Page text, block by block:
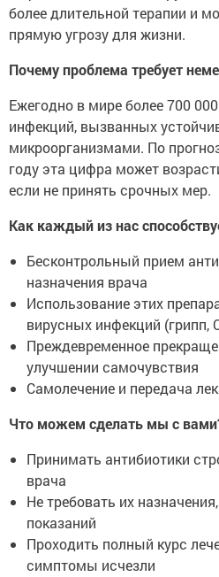
более длительной терапии и
прямую угрозу для жизни.
Почему проблема требует
Ежегодно в мире более 700
инфекций, вызванных
микроорганизмами. По
году эта цифра может
если не принять срочных мер.
Как каждый из нас
Бесконтрольный прием
назначения врача
Использование этих
вирусных инфекций (грипп,
Преждевременное
улучшении самочувствия
Самолечение и передача
Что можем сделать мы с
Принимать антибиотики
врача
Не требовать их
показаний
Проходить полный курс
симптомы исчезли